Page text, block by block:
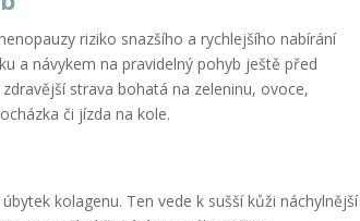
riziko snazšího a rychlejšího nabírání
a návykem na pravidelný pohyb ještě před
strava bohatá na zeleninu, ovoce,
či jízda na kole.
kolagenu. Ten vede k sušší kůži náchylnější